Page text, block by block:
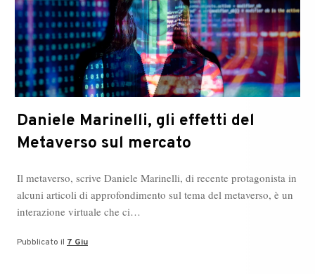
Daniele Marinelli, gli effetti del
Metaverso sul mercato
Il metaverso, scrive Daniele Marinelli, di recente protagonista in
alcuni articoli di approfondimento sul tema del metaverso, è un
interazione virtuale che ci…
Pubblicato il 7 Giu